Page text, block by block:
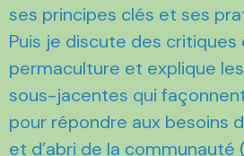
ses principes clés et ses
Puis je discute des
permaculture et explique
sous-jacentes qui
pour répondre aux besoins
et d’abri de la communauté